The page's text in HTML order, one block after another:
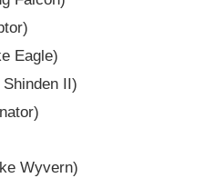
Eagle)
II)
Wyvern)